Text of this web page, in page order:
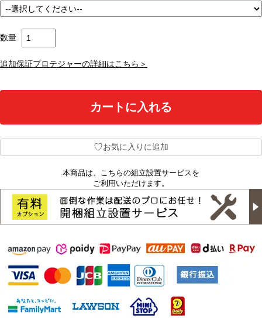
数量
追加保証プロテジャーの詳細はこちら＞
♡お気に入りに追加
本商品は、こちらの組立設置サービスを
ご利用いただけます。